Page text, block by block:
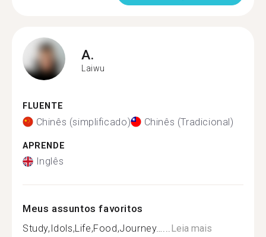
A.
Laiwu
FLUENTE
Chinês (simplificado) Chinês (Tradicional)
APRENDE
Inglês
Meus assuntos favoritos
Study,Idols,Life,Food,Journey…...Leia mais